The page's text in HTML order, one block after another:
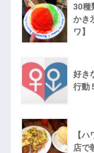
30種
かき
ワ】
好き
行動
【
店で